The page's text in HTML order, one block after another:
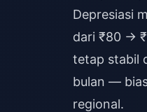
Depresiasi
dari ₹80 →
tetap stabil
bulan —
regional.